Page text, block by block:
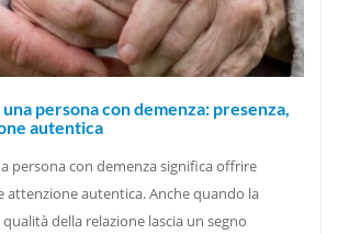
persona con demenza: presenza,
autentica
persona con demenza significa offrire
attenzione autentica. Anche quando la
della relazione lascia un segno